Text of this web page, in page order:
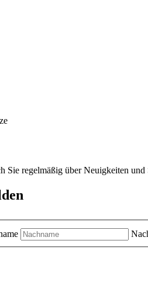
regelmäßig über Neuigkeiten und